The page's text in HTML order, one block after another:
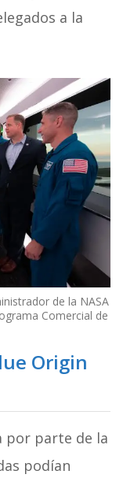
a la
de la NASA
Comercial de
Origin
por parte de la
podían